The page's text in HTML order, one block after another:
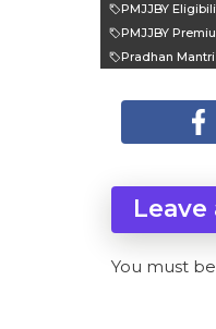
PMJJBY
PMJJBY
Pradhan
You must be